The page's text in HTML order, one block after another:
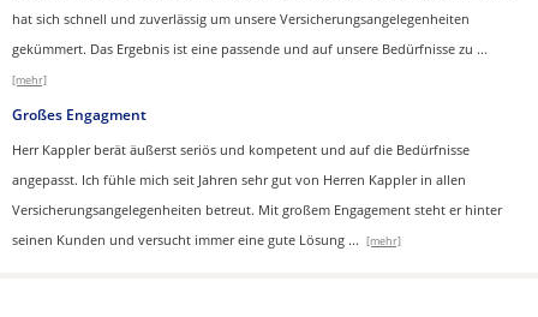
hat sich schnell und zuverlässig um unsere Versicherungsangelegenheiten
gekümmert. Das Ergebnis ist eine passende und auf unsere Bedürfnisse zu ...
[mehr]
Großes Engagment
Herr Kappler berät äußerst seriös und kompetent und auf die Bedürfnisse
angepasst. Ich fühle mich seit Jahren sehr gut von Herren Kappler in allen
Versicherungsangelegenheiten betreut. Mit großem Engagement steht er hinter
seinen Kunden und versucht immer eine gute Lösung ... [mehr]